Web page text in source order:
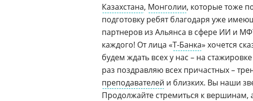
Казахстана, Монголии, которые тоже
подготовку ребят благодаря уже
партнеров из Альянса в сфере ИИ и
каждого! От лица «Т-Банка» хочется
будем ждать всех у нас – на
раз поздравляю всех причастных –
преподавателей и близких. Вы наши
Продолжайте стремиться к